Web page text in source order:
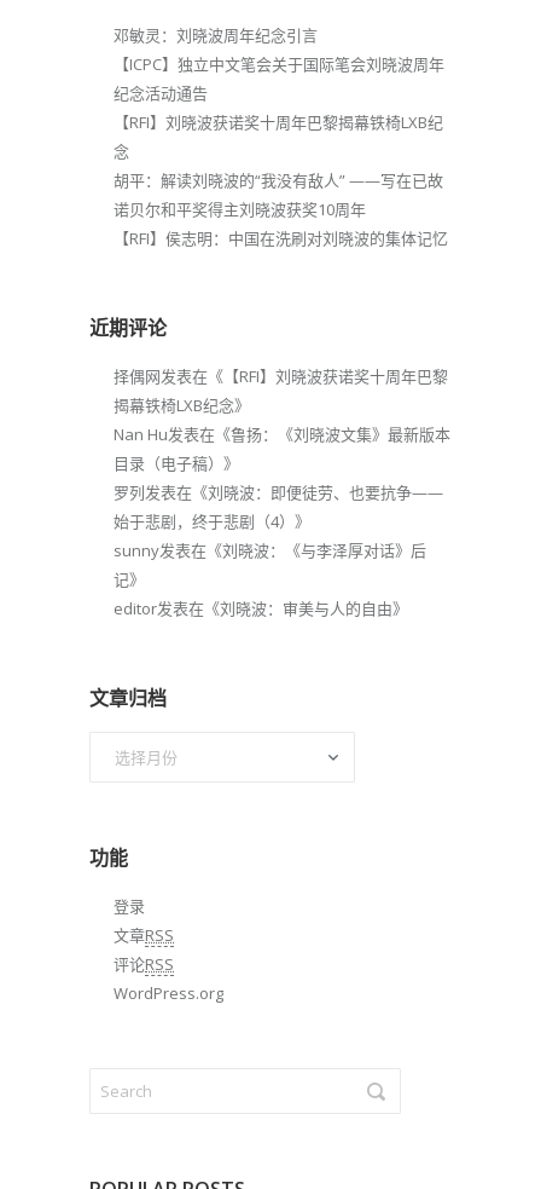
邓敏灵：刘晓波周年纪念引言
【ICPC】独立中文笔会关于国际笔会刘晓波周年
纪念活动通告
【RFI】刘晓波获诺奖十周年巴黎揭幕铁椅LXB纪
念
胡平：解读刘晓波的“我没有敌人” ——写在已故
诺贝尔和平奖得主刘晓波获奖10周年
【RFI】侯志明：中国在洗刷对刘晓波的集体记忆
近期评论
择偶网发表在《 【RFI】刘晓波获诺奖十周年巴黎
揭幕铁椅LXB纪念》
Nan Hu发表在《鲁扬：《刘晓波文集》最新版本
目录（电子稿） 》
罗列发表在《刘晓波：即便徒劳、也要抗争——
始于悲剧，终于悲剧（4） 》
sunny发表在《刘晓波：《与李泽厚对话》后
记》
editor发表在《刘晓波：审美与人的自由》
文章归档
功能
登录
文章RSS
评论RSS
WordPress.org